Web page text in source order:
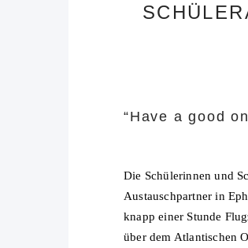
“Have a good
Die Schülerinnen und
Austauschpartner in
knapp einer Stunde
über dem Atlantischen